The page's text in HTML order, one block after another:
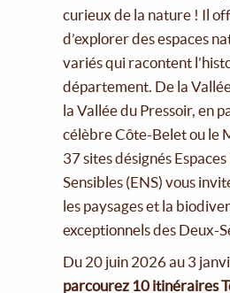
curieux de la nature ! Il
d’explorer des espaces
variés qui racontent
département. De la
la Vallée du Pressoir, en
célèbre Côte-Belet ou le
37 sites désignés
Sensibles (ENS) vous
les paysages et la
exceptionnels des Deux-
Du 20 juin 2026 au 3
parcourez 10 itinéraires